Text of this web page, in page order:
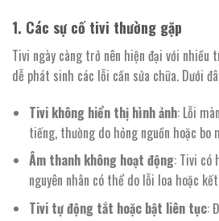
1. Các sự cố tivi thường gặp
Tivi ngày càng trở nên hiện đại với nhiều
dễ phát sinh các lỗi cần sửa chữa. Dưới
Tivi không hiển thị hình ảnh: Lỗi
tiếng, thường do hỏng nguồn hoặc bo
Âm thanh không hoạt động: Tivi có
nguyên nhân có thể do lỗi loa hoặc
Tivi tự động tắt hoặc bật liên tục: